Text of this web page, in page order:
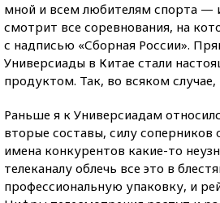
мной и всем любителям спорта —
смотрит все соревнования, на
с надписью «Сборная России».
Универсиады в Китае стали
продуктом. Так, во всяком случае,
Раньше я к Универсиадам
вторые составы, силу соперников
имена конкурентов какие-то
телеканалу облечь все это в
профессиональную упаковку, и